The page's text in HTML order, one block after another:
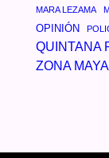
MARA LEZAMA
OPINIÓN
QUINTANA
ZONA MAYA